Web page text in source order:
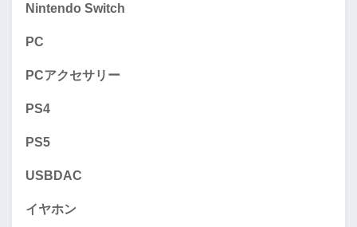
Nintendo Switch
PC
PCアクセサリー
PS4
PS5
USBDAC
イヤホン